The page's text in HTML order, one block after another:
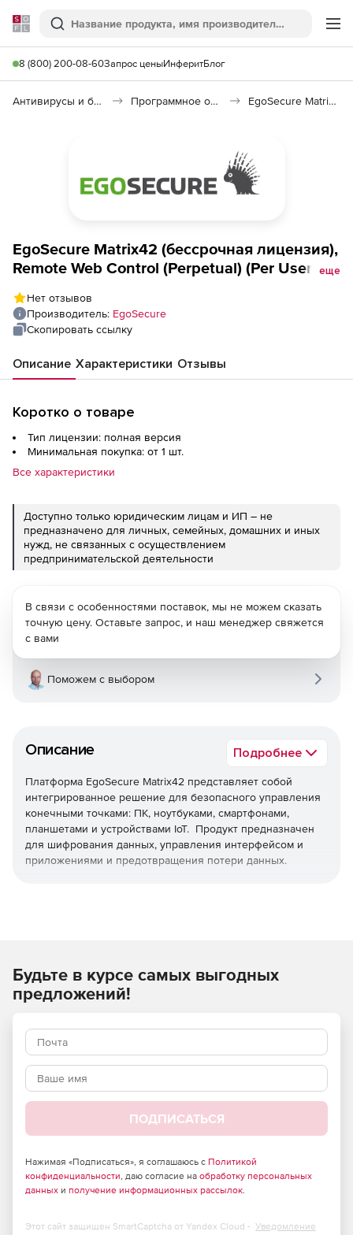
Softline
Поиск
8 (800) 200-08-60Запрос ценыИнферитБлог
Антивирусы и безопасность Программное обеспечение для контроля доступа EgoSecure Matrix42
EgoSecure Matrix42 (бессрочная лицензия),
Remote Web Control (Perpetual) (Per User,
еще
Нет отзывов
Производитель: EgoSecure
Скопировать ссылку
Описание Характеристики Отзывы
Коротко о товаре
Тип лицензии: полная версия
Минимальная покупка: от 1 шт.
Все характеристики
Доступно только юридическим лицам и ИП – не
предназначено для личных, семейных, домашних и иных
нужд, не связанных с осуществлением
предпринимательской деятельности
Описание Подробнее
Платформа EgoSecure Matrix42 представляет собой
интегрированное решение для безопасного управления
конечными точками: ПК, ноутбуками, смартфонами,
планшетами и устройствами IoT. Продукт предназначен
для шифрования данных, управления интерфейсом и
приложениями и предотвращения потери данных.
В связи с особенностями поставок, мы не можем сказать
точную цену. Оставьте запрос, и наш менеджер свяжется
с вами
Поможем с выбором
Будьте в курсе самых выгодных
предложений!
ПОДПИСАТЬСЯ
Нажимая «Подписаться», я соглашаюсь с Политикой
конфиденциальности, даю согласие на обработку персональных
данных и получение информационных рассылок.
Этот сайт защищен SmartCaptcha от Yandex Cloud - Уведомление